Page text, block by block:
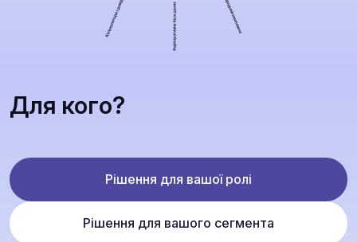
Для кого?
Рішення для вашої ролі
Рішення для вашого сегмента